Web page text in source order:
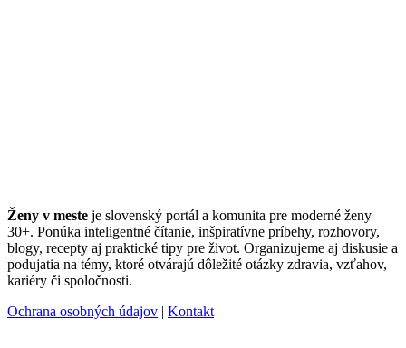
Ženy v meste je slovenský portál a komunita pre moderné ženy
30+. Ponúka inteligentné čítanie, inšpiratívne príbehy, rozhovory,
blogy, recepty aj praktické tipy pre život. Organizujeme aj diskusie a
podujatia na témy, ktoré otvárajú dôležité otázky zdravia, vzťahov,
kariéry či spoločnosti.
Ochrana osobných údajov | Kontakt